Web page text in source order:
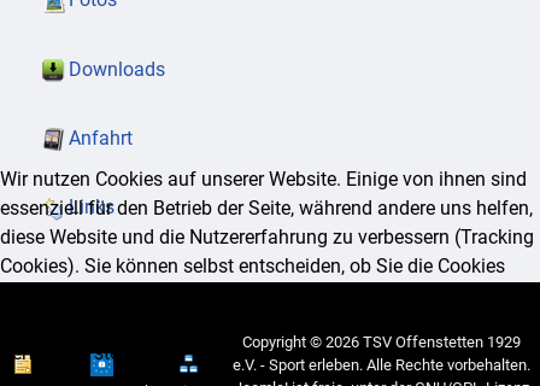
Downloads
Anfahrt
Links
Copyright © 2026 TSV Offenstetten 1929
e.V. - Sport erleben. Alle Rechte vorbehalten.
Wir nutzen Cookies auf unserer Website. Einige von ihnen sind
essenziell für den Betrieb der Seite, während andere uns helfen,
diese Website und die Nutzererfahrung zu verbessern (Tracking
Cookies). Sie können selbst entscheiden, ob Sie die Cookies
Verfügung stehen.